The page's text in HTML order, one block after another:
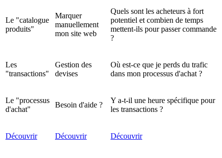
Le "catalogue
produits"
Marquer
manuellement
mon site web
Quels sont les acheteurs à fort
potentiel et combien de temps
mettent-ils pour passer commande
?
Les
"transactions"
Gestion des
devises
Où est-ce que je perds du trafic
dans mon processus d'achat ?
Le "processus
d'achat"
Besoin d'aide ?
Y a-t-il une heure spécifique pour
les transactions ?
Découvrir Découvrir Découvrir